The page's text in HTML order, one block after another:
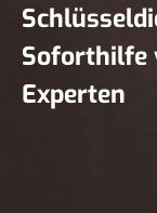
Soforthilfe
Experten